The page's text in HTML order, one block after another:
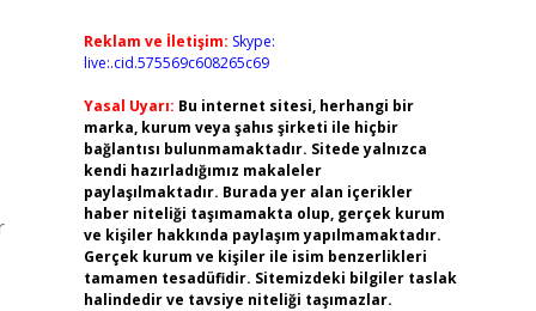
Reklam ve İletişim: Skype:
live:.cid.575569c608265c69
Yasal Uyarı: Bu internet sitesi, herhangi bir
marka, kurum veya şahıs şirketi ile hiçbir
bağlantısı bulunmamaktadır. Sitede yalnızca
kendi hazırladığımız makaleler
paylaşılmaktadır. Burada yer alan içerikler
haber niteliği taşımamakta olup, gerçek kurum
ve kişiler hakkında paylaşım yapılmamaktadır.
Gerçek kurum ve kişiler ile isim benzerlikleri
tamamen tesadüfidir. Sitemizdeki bilgiler taslak
halindedir ve tavsiye niteliği taşımazlar.